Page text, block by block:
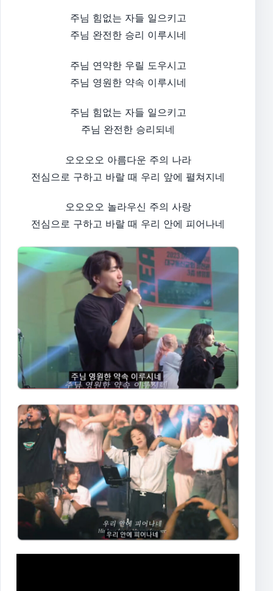
주님 힘없는 자들 일으키고
주님 완전한 승리 이루시네​
주님 연약한 우릴 도우시고
주님 영원한 약속 이루시네​
주님 힘없는 자들 일으키고
주님 완전한 승리되네​
오오오오 아름다운 주의 나라
전심으로 구하고 바랄 때 우리 앞에 펼쳐지네​
오오오오 놀라우신 주의 사랑
전심으로 구하고 바랄 때 우리 안에 피어나네